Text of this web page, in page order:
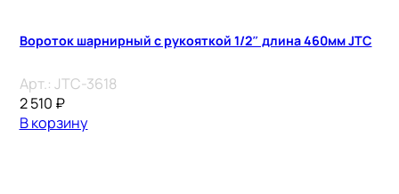
Вороток шарнирный с рукояткой 1/2″ длина 460мм JTC
Арт.: JTC-3618
2 510 ₽
В корзину